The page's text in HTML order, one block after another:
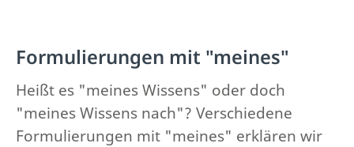
Formulierungen mit "meines"
Heißt es "meines Wissens" oder doch
"meines Wissens nach"? Verschiedene
Formulierungen mit "meines" erklären wir